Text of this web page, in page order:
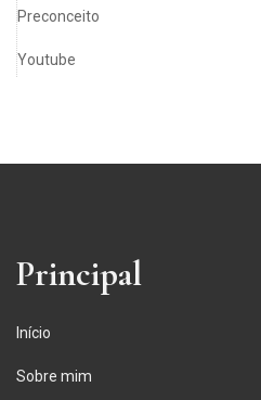
Preconceito
Youtube
Principal
Início
Sobre mim